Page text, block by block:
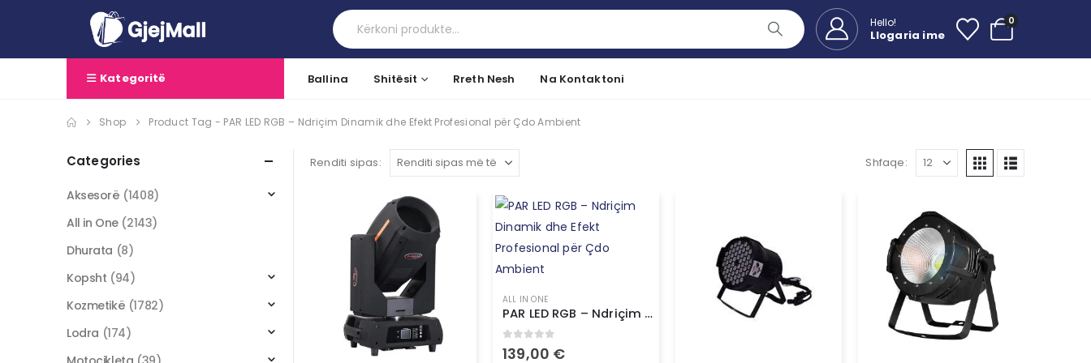
Hello!
Llogaria ime
0
Kategoritë Ballina Shitësit Rreth Nesh Na Kontaktoni
Shop Product Tag - PAR LED RGB – Ndriçim Dinamik dhe Efekt Profesional për Çdo Ambient
Renditi sipas: Shfaqe:
ALL IN ONE
PAR LED RGB – Ndriçim Dinamik dhe Efekt Profesional për Çdo Ambient
out of 5
139,00 €
Categories
Aksesorë (1408)
All in One (2143)
Dhurata (8)
Kopsht (94)
Kozmetikë (1782)
Lodra (174)